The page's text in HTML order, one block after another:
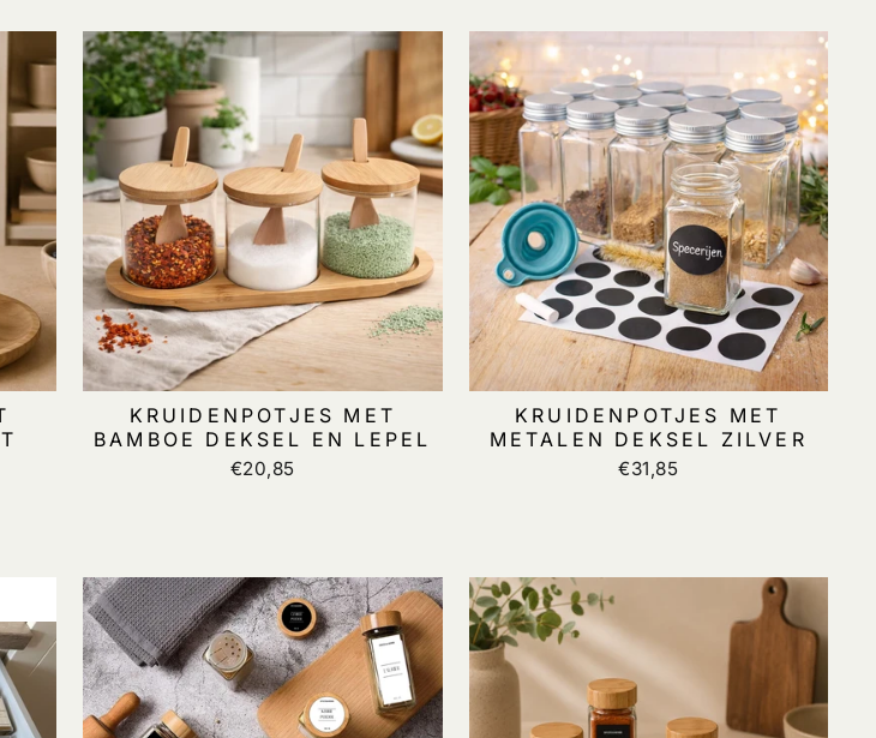
KRUIDENPOTJES MET
BAMBOE DEKSEL EN LEPEL
€20,85
KRUIDENPOTJES MET
METALEN DEKSEL ZILVER
€31,85